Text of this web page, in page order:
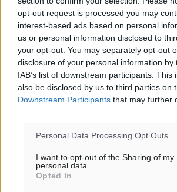
opt-out request is processed you may
interest-based ads based on personal
us or personal information disclosed to
your opt-out. You may separately opt-out
disclosure of your personal information by
IAB’s list of downstream participants. This
also be disclosed by us to third parties on
Downstream Participants that may further
Personal Data Processing Opt Outs
I want to opt-out of the Sharing of my
personal data.
Opted In